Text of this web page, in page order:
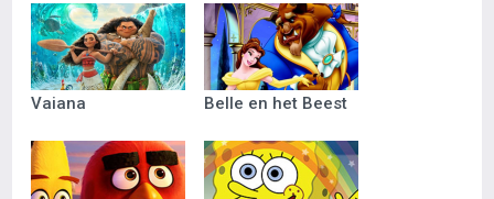
Vaiana Belle en het Beest